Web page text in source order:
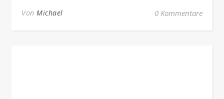
Von Michael 0 Kommentare